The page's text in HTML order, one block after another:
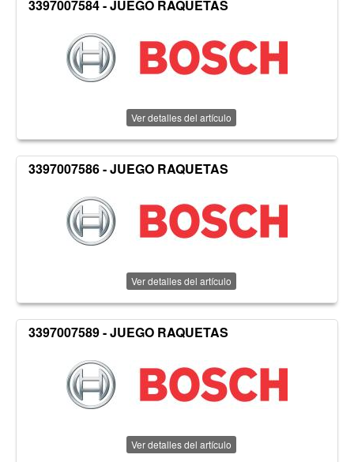
3397007584 - JUEGO RAQUETAS
Ver detalles del artículo
3397007586 - JUEGO RAQUETAS
Ver detalles del artículo
3397007589 - JUEGO RAQUETAS
Ver detalles del artículo